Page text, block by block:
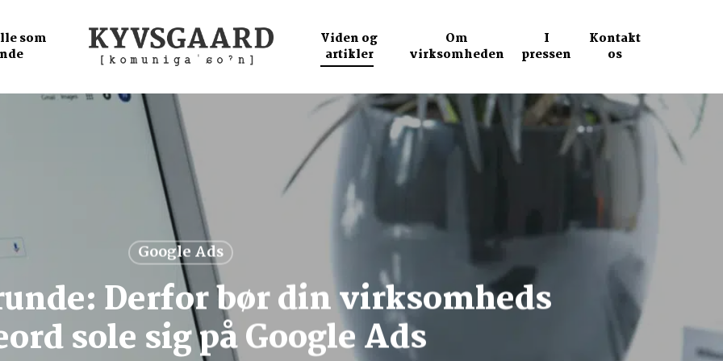
som
Viden og
artikler
Om
virksomheden
I
pressen
Kontakt
os
Google Ads
Derfor bør din virksomheds
sole sig på Google Ads